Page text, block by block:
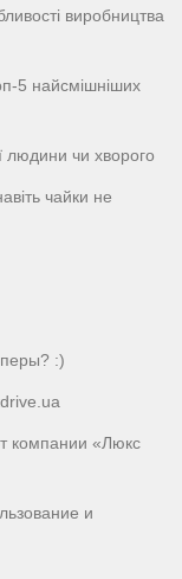
виробництва
5 найсмішніших
людини чи хворого
чайки не
:)
компании «Люкс
и